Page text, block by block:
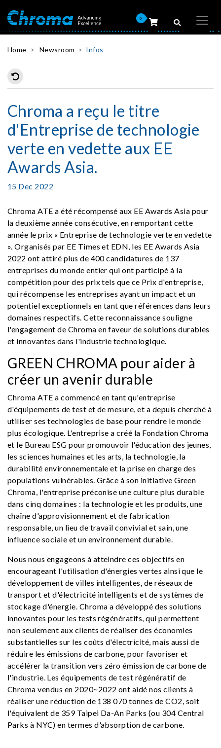
0
Home Newsroom Infos
Chroma a reçu le titre
d'Entreprise de technologie
verte en vedette aux EE
Awards Asia.
15 Dec 2022
Chroma ATE a été récompensé aux EE Awards Asia pour
la deuxième année consécutive, en remportant cette
année le prix « Entreprise de technologie verte en vedette
». Organisés par EE Times et EDN, les EE Awards Asia
2022 ont attiré plus de 400 candidatures de 137
entreprises du monde entier qui ont participé à la
compétition pour des prix tels que ce Prix d'entreprise,
qui récompense les entreprises ayant un impact et un
potentiel exceptionnels en tant que références dans leurs
domaines respectifs. Cette reconnaissance souligne
l'engagement de Chroma en faveur de solutions durables
et innovantes dans l'industrie technologique.
GREEN CHROMA pour aider à
créer un avenir durable
Chroma ATE a commencé en tant qu'entreprise
d'équipements de test et de mesure, et a depuis cherché à
utiliser ses technologies de base pour rendre le monde
plus écologique. L'entreprise a créé la Fondation Chroma
et le Bureau ESG pour promouvoir l'éducation des jeunes,
les sciences humaines et les arts, la technologie, la
durabilité environnementale et la prise en charge des
populations vulnérables. Grâce à son initiative Green
Chroma, l'entreprise préconise une culture plus durable
dans cinq domaines : la technologie et les produits, une
chaîne d'approvisionnement et de fabrication
responsable, un lieu de travail convivial et sain, une
influence sociale et un environnement durable.
Nous nous engageons à atteindre ces objectifs en
encourageant l'utilisation d'énergies vertes ainsi que le
développement de villes intelligentes, de réseaux de
transport et d'électricité intelligents et de systèmes de
stockage d'énergie. Chroma a développé des solutions
innovantes pour les tests régénératifs, qui permettent
non seulement aux clients de réaliser des économies
substantielles sur les coûts d'électricité, mais aussi de
réduire les émissions de carbone, pour favoriser et
accélérer la transition vers zéro émission de carbone de
l'industrie. Les équipements de test régénératif de
Chroma vendus en 2020~2022 ont aidé nos clients à
réaliser une réduction de 138 070 tonnes de CO2, soit
l'équivalent de 359 Taipei Da-An Parks (ou 304 Central
Parks à NYC) en termes d'absorption de carbone.